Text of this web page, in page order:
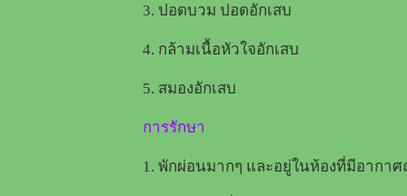
3. ปอดบวม ปอดอักเสบ
4. กล้ามเนื้อหัวใจอักเสบ
5. สมองอักเสบ
การรักษา
1. พักผ่อนมากๆ และอยู่ในห้องที่มีอากาศ